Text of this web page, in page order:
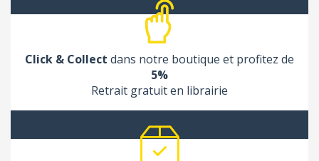
Click & Collect dans notre boutique et profitez de
5%
Retrait gratuit en librairie